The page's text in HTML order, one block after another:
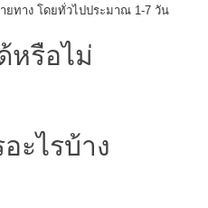
ยทาง โดยทั่วไปประมาณ 1-7 วัน
หรือไม่
ะไรบ้าง